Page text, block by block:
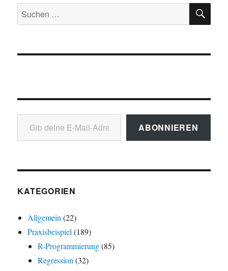
Suchen
nach:
Gib deine E-Mail-Adresse ein ...
ABONNIEREN
KATEGORIEN
Allgemein (22)
Praxisbeispiel (189)
R-Programmierung(85)
Regression (32)